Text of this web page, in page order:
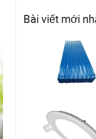
Bài viết mới